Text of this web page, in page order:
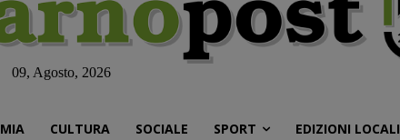
09, Agosto, 2026
CULTURA SOCIALE SPORT EDIZIONI LOCALI